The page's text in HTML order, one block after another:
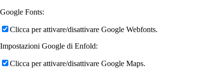
Google Fonts:
Clicca per attivare/disattivare Google Webfonts.
Impostazioni Google di Enfold:
Clicca per attivare/disattivare Google Maps.